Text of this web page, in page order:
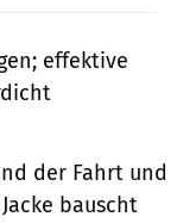
effektive
der Fahrt und
bauscht